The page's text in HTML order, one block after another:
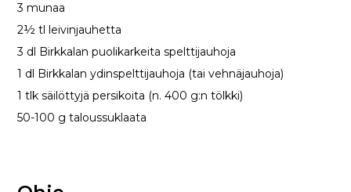
3 munaa
2½ tl leivinjauhetta
3 dl Birkkalan puolikarkeita spelttijauhoja
1 dl Birkkalan ydinspelttijauhoja (tai vehnäjauhoja)
1 tlk säilöttyjä persikoita (n. 400 g:n tölkki)
50-100 g taloussuklaata